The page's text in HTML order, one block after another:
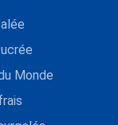
Monde